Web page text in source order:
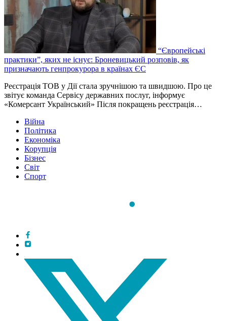
“Європейські
практики”, яких не існує: Броневицький розповів, як
призначають генпрокурора в країнах ЄС
Реєстрація ТОВ у Дії стала зручнішою та швидшою. Про це
звітує команда Сервісу державних послуг, інформує
«Комерсант Український» Після покращень реєстрація…
Війна
Політика
Економіка
Корупція
Бізнес
Світ
Спорт